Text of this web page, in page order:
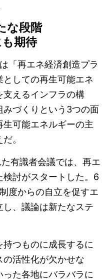
な段階
期待
「再エネ経済創造プラ
しての再生可能エネ
支えるインフラの構
づくりという3つの面
可能エネルギーの主
。
有識者会議では、再エ
討がスタートした。6
度からの自立を促すエ
、議論は新たなステ
つものに成長するに
活性化が欠かせな
た各地にバラバラに